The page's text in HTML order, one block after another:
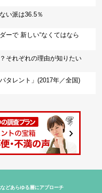
い派は36.5％
ーで 新しい“なくてはなら
それぞれの理由が知りたい
タレント」(2017年／全国)
どあらゆる層にアプローチ